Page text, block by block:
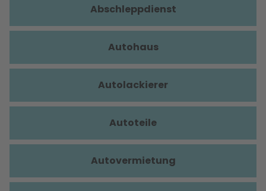
Abschleppdienst
Autohaus
Autolackierer
Autoteile
Autovermietung